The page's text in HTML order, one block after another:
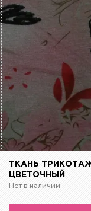
ТКАНЬ
ЦВЕТОЧНЫЙ
Нет в наличии